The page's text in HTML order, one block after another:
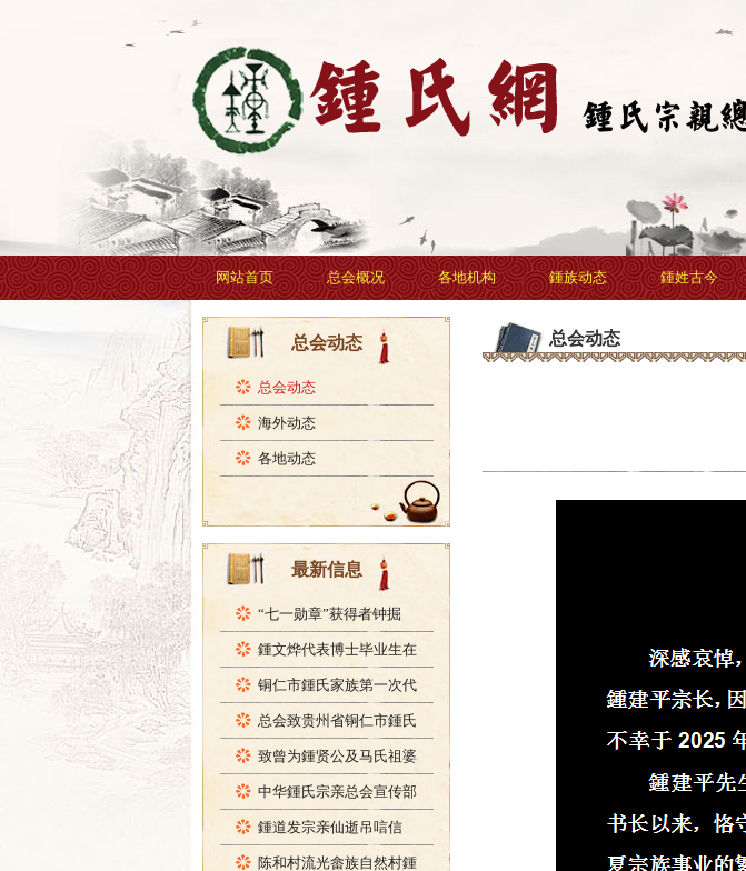
网站首页 总会概况 各地机构 鍾族动态 鍾姓古今
总会动态
总会动态
海外动态
各地动态
最新信息
“七一勋章”获得者钟掘
鍾文烨代表博士毕业生在
铜仁市鍾氏家族第一次代
总会致贵州省铜仁市鍾氏
致曾为鍾贤公及马氏祖婆
中华鍾氏宗亲总会宣传部
鍾道发宗亲仙逝吊唁信
陈和村流光畲族自然村鍾
总会动态